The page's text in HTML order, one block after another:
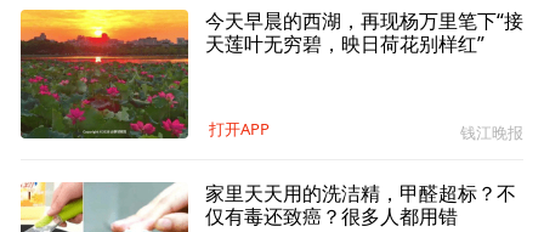
今天早晨的西湖，再现杨万里笔下“接
天莲叶无穷碧，映日荷花别样红”
打开APP 钱江晚报
家里天天用的洗洁精，甲醛超标？不
仅有毒还致癌？很多人都用错